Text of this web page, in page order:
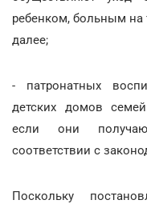
ребенком, больным на
далее;
- патронатных
детских домов
если они
соответствии с
Поскольку